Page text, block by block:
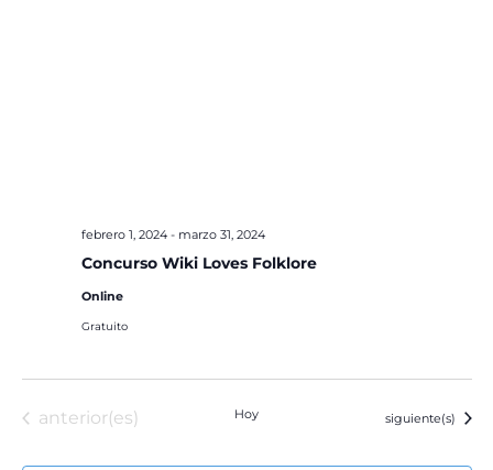
Concurso Wiki Loves Folklore
febrero 1, 2024- marzo 31, 2024
Online
Gratuito
Eventos
anterior(es) Hoy Eventos
siguiente(s)